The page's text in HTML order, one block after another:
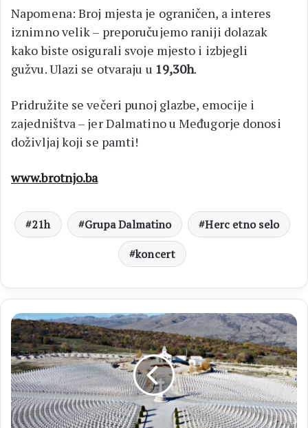
Napomena: Broj mjesta je ograničen, a interes
iznimno velik – preporučujemo raniji dolazak
kako biste osigurali svoje mjesto i izbjegli
gužvu. Ulazi se otvaraju u 19,30h.
Pridružite se večeri punoj glazbe, emocije i
zajedništva – jer Dalmatino u Međugorje donosi
doživljaj koji se pamti!
www.brotnjo.ba
21h Grupa Dalmatino
Herc etno selo
koncert
GROBLJE
MIRA
Sveta
misa
i
komemoracija
u
povodu